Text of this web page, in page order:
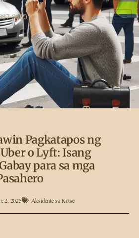
3430
Pagkatapos ng
o Lyft: Isang
para sa mga
2, 2025 Aksidente sa Kotse